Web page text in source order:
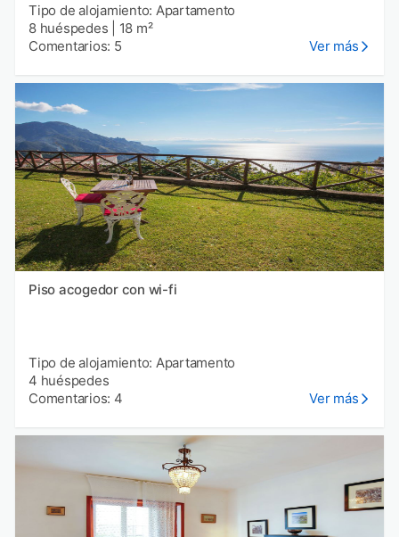
Tipo de alojamiento: Apartamento
8 huéspedes
18 m²
Comentarios: 5
Ver más
Piso acogedor con wi-fi
Tipo de alojamiento: Apartamento
4 huéspedes
Comentarios: 4
Ver más